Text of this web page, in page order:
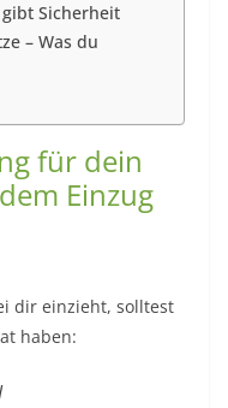
Sicherheit
– Was du
für dein
Einzug
dir einzieht, solltest
haben: